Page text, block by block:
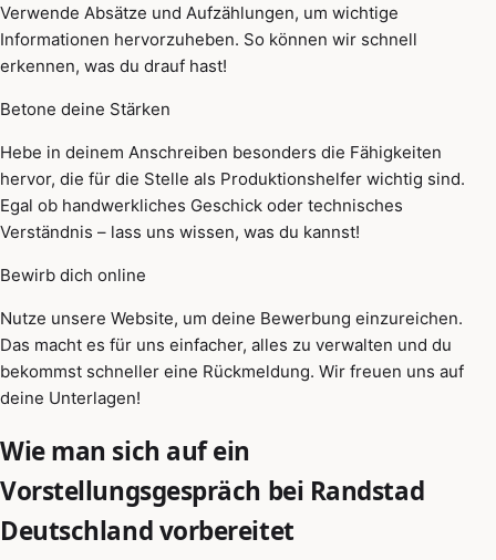
Verwende Absätze und Aufzählungen, um wichtige
Informationen hervorzuheben. So können wir schnell
erkennen, was du drauf hast!
Betone deine Stärken
Hebe in deinem Anschreiben besonders die Fähigkeiten
hervor, die für die Stelle als Produktionshelfer wichtig sind.
Egal ob handwerkliches Geschick oder technisches
Verständnis – lass uns wissen, was du kannst!
Bewirb dich online
Nutze unsere Website, um deine Bewerbung einzureichen.
Das macht es für uns einfacher, alles zu verwalten und du
bekommst schneller eine Rückmeldung. Wir freuen uns auf
deine Unterlagen!
Wie man sich auf ein
Vorstellungsgespräch bei Randstad
Deutschland vorbereitet